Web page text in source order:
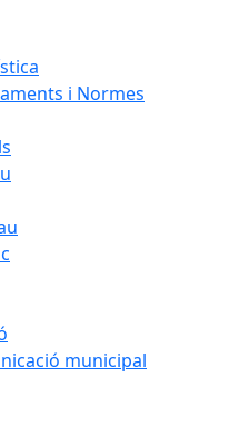
i Normes
municipal